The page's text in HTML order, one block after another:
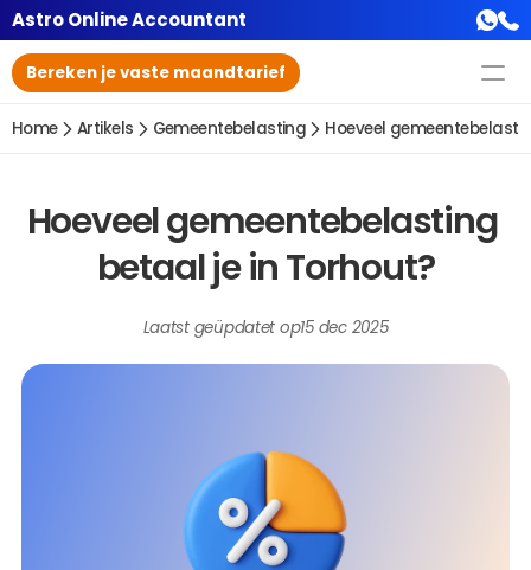
Astro Online Accountant
Bereken je vaste maandtarief
Home Artikels Gemeentebelasting Hoeveel
Hoeveel gemeentebelasting
betaal je in Torhout?
Laatst geüpdatet op15 dec 2025